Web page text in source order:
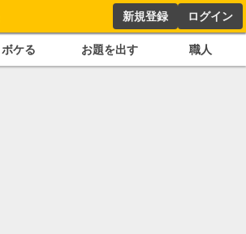
新規登録 ログイン
ボケる お題を出す 職人